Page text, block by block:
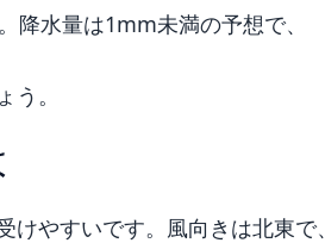
降水量は1mm未満の予想で、
。
やすいです。風向きは北東で、